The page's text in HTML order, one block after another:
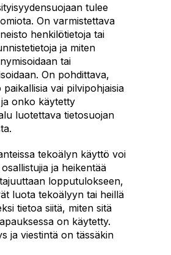
tulee
On varmistettava
henkilötietoja tai
ja miten
tai
On pohdittava,
vai pilvipohjaisia
onko käytetty
luotettava tietosuojan
tekoälyn käyttö voi
ja heikentää
lopputulokseen,
luota tekoälyyn tai heillä
tietoa siitä, miten sitä
on käytetty.
ja viestintä on tässäkin